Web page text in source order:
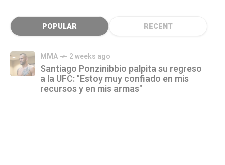
POPULAR RECENT
MMA 2 weeks ago
Santiago Ponzinibbio palpita su regreso
a la UFC: "Estoy muy confiado en mis
recursos y en mis armas"